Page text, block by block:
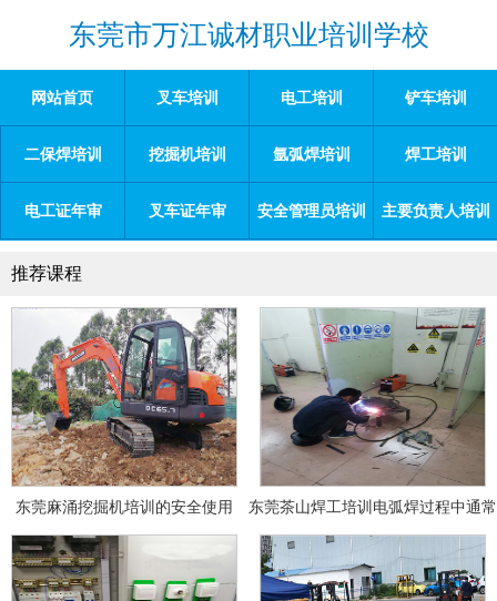
东莞市万江诚材职业培训学校
网站首页 叉车培训 电工培训 铲车培训
二保焊培训 挖掘机培训 氩弧焊培训 焊工培训
电工证年审 叉车证年审 安全管理员培训 主要负责人培训
推荐课程
东莞麻涌挖掘机培训的安全使用
东莞茶山焊工培训电弧焊过程中通常
会采取以下措施